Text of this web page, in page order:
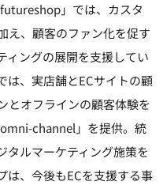
」では、カスタ
え、顧客のファン化を促す
ィングの展開を支援してい
は、実店舗とECサイトの顧
とオフラインの顧客体験を
channel」を提供。統
タルマーケティング施策を
は、今後もECを支援する事